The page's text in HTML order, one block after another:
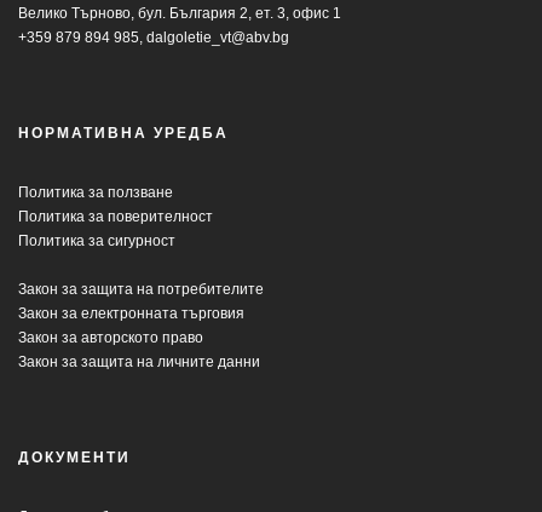
Велико Търново, бул. България 2, ет. 3, офис 1
+359 879 894 985, dalgoletie_vt@abv.bg
НОРМАТИВНА УРЕДБА
Политика за ползване
Политика за поверителност
Политика за сигурност
Закон за защита на потребителите
Закон за електронната търговия
Закон за авторското право
Закон за защита на личните данни
ДОКУМЕНТИ